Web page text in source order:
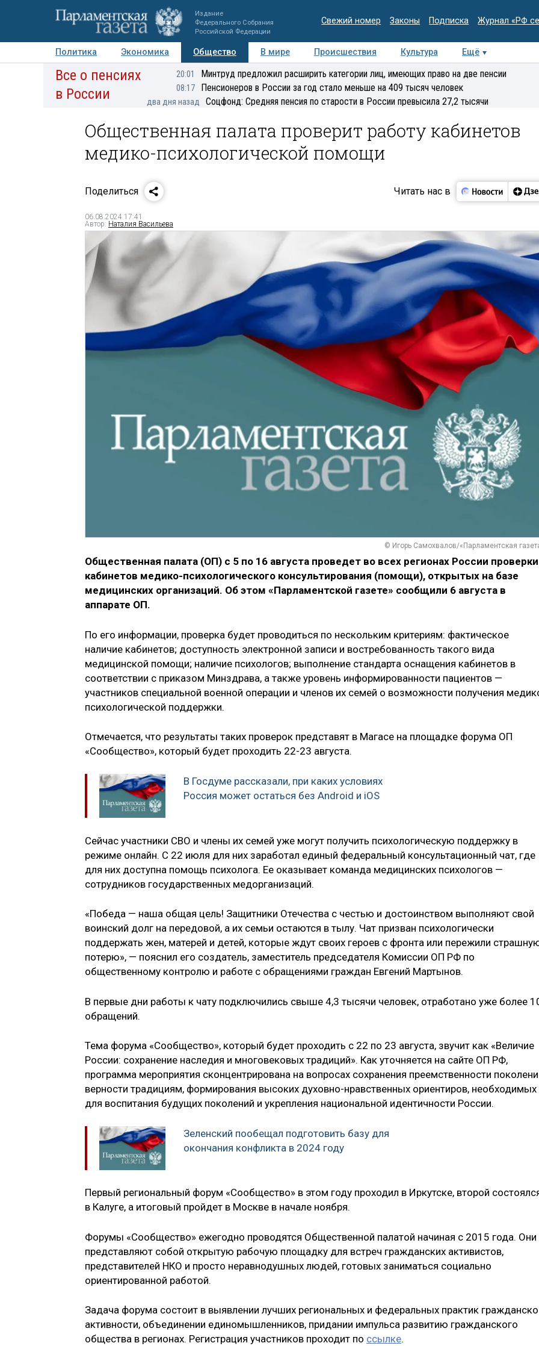
Издание
Федерального Собрания
Российской Федерации
Свежий номер Законы Подписка Журнал «РФ
Политика Экономика Общество В мире Происшествия Культура
Ещё
Авторы Персоны Мнения Регионы Медиацентр Интервью Колумнисты
Все о пенсиях
в России
20:01 Минтруд предложил расширить категории лиц, имеющих право на две пенсии
08:17 Пенсионеров в России за год стало меньше на 409 тысяч человек
два дня назад Соцфонд: Средняя пенсия по старости в России превысила 27,2 тысячи
Общественная палата проверит работу кабинетов
медико-психологической помощи
Поделиться Читать нас в
06.08.2024 17:41
Автор: Наталия Васильева
© Игорь Самохвалов/«Парламентская
Общественная палата (ОП) с 5 по 16 августа проведет во всех регионах России проверки
кабинетов медико-психологического консультирования (помощи), открытых на базе
медицинских организаций. Об этом «Парламентской газете» сообщили 6 августа в
аппарате ОП.
По его информации, проверка будет проводиться по нескольким критериям: фактическое
наличие кабинетов; доступность электронной записи и востребованность такого вида
медицинской помощи; наличие психологов; выполнение стандарта оснащения кабинетов в
соответствии с приказом Минздрава, а также уровень информированности пациентов —
участников специальной военной операции и членов их семей о возможности получения
психологической поддержки.
Отмечается, что результаты таких проверок представят в Магасе на площадке форума ОП
«Сообщество», который будет проходить 22-23 августа.
В Госдуме рассказали, при каких условиях
Россия может остаться без Android и iOS
Сейчас участники СВО и члены их семей уже могут получить психологическую поддержку в
режиме онлайн. С 22 июля для них заработал единый федеральный консультационный чат, где
для них доступна помощь психолога. Ее оказывает команда медицинских психологов —
сотрудников государственных медорганизаций.
«Победа — наша общая цель! Защитники Отечества с честью и достоинством выполняют свой
воинский долг на передовой, а их семьи остаются в тылу. Чат призван психологически
поддержать жен, матерей и детей, которые ждут своих героев с фронта или пережили
потерю», — пояснил его создатель, заместитель председателя Комиссии ОП РФ по
общественному контролю и работе с обращениями граждан Евгений Мартынов.
В первые дни работы к чату подключились свыше 4,3 тысячи человек, отработано уже более
обращений.
Тема форума «Сообщество», который будет проходить с 22 по 23 августа, звучит как «Величие
России: сохранение наследия и многовековых традиций». Как уточняется на сайте ОП РФ,
программа мероприятия сконцентрирована на вопросах сохранения преемственности
верности традициям, формирования высоких духовно-нравственных ориентиров, необходимых
для воспитания будущих поколений и укрепления национальной идентичности России.
Зеленский пообещал подготовить базу для
окончания конфликта в 2024 году
Первый региональный форум «Сообщество» в этом году проходил в Иркутске, второй
в Калуге, а итоговый пройдет в Москве в начале ноября.
Форумы «Сообщество» ежегодно проводятся Общественной палатой начиная с 2015 года. Они
представляют собой открытую рабочую площадку для встреч гражданских активистов,
представителей НКО и просто неравнодушных людей, готовых заниматься социально
ориентированной работой.
Задача форума состоит в выявлении лучших региональных и федеральных практик
активности, объединении единомышленников, придании импульса развитию гражданского
общества в регионах. Регистрация участников проходит по ссылке.